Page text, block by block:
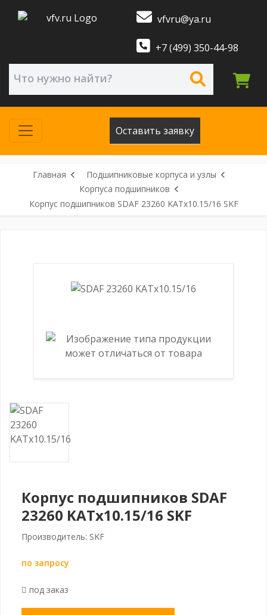
vfvru@ya.ru
+7 (499) 350-44-98
Оставить заявку
Главная
Подшипниковые корпуса и узлы
Корпуса подшипников
Корпус подшипников SDAF 23260 KATx10.15/16 SKF
Корпус подшипников SDAF
23260 KATx10.15/16 SKF
Производитель: SKF
по запросу
под заказ